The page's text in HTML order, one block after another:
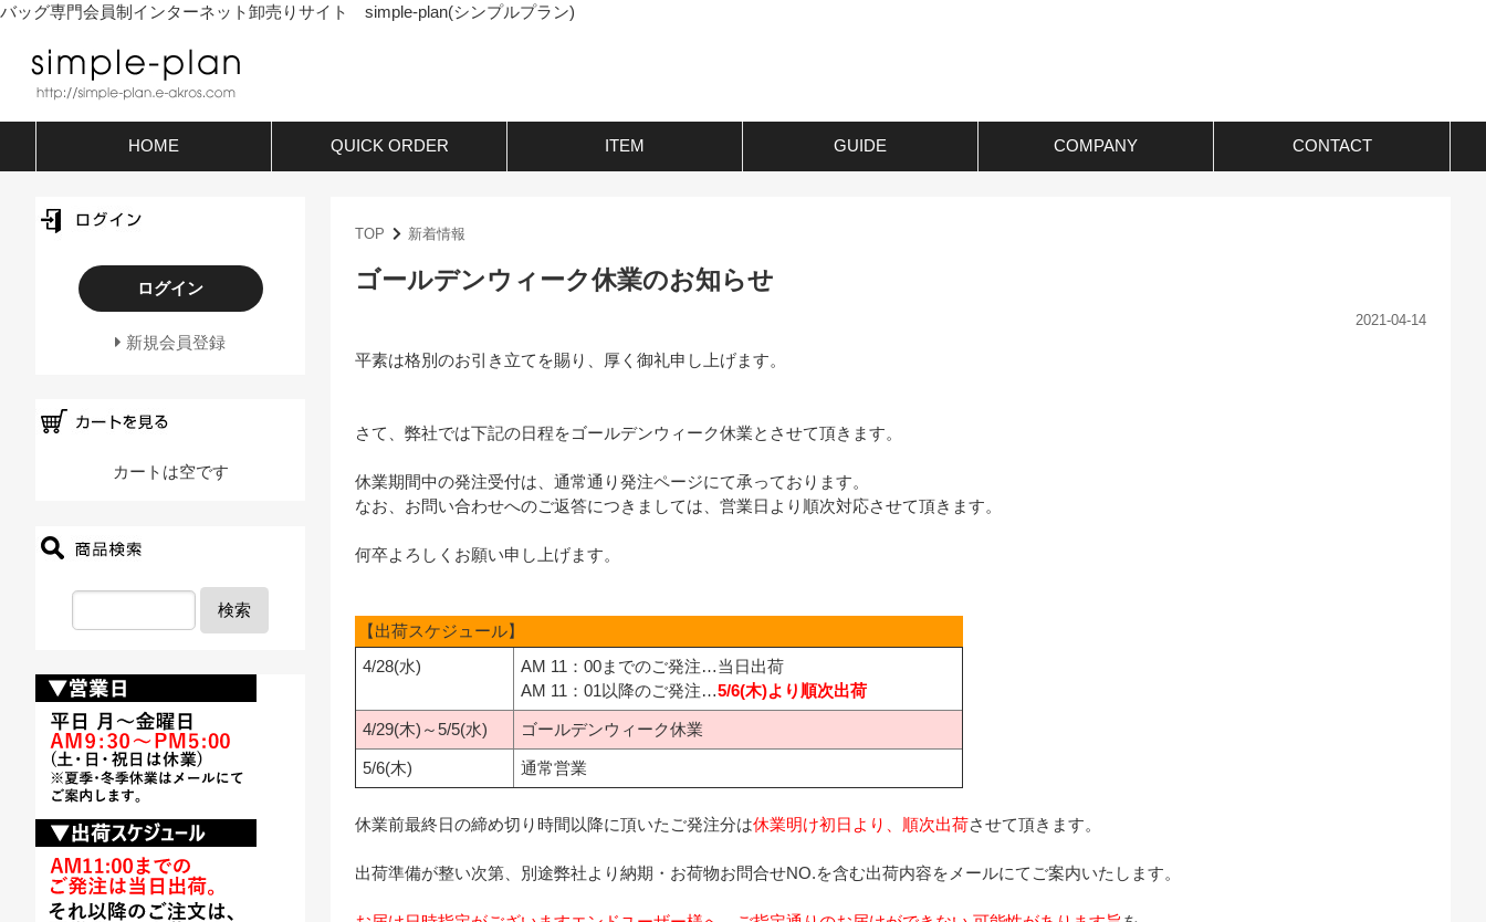
バッグ専門会員制インターネット卸売りサイト simple-plan(シンプルプラン)
HOME QUICK ORDER ITEM GUIDE COMPANY CONTACT
TOP 新着情報
ゴールデンウィーク休業のお知らせ
2021-04-14
平素は格別のお引き立てを賜り、厚く御礼申し上げます。
さて、弊社では下記の日程をゴールデンウィーク休業とさせて頂きます。
休業期間中の発注受付は、通常通り発注ページにて承っております。
なお、お問い合わせへのご返答につきましては、営業日より順次対応させて頂きます。
何卒よろしくお願い申し上げます。
【出荷スケジュール】
4/28(水)
AM 11：00までのご発注…当日出荷
AM 11：01以降のご発注…5/6(木)より順次出荷
4/29(木)～5/5(水) ゴールデンウィーク休業
5/6(木) 通常営業
休業前最終日の締め切り時間以降に頂いたご発注分は休業明け初日より、順次出荷させて頂きます。
出荷準備が整い次第、別途弊社より納期・お荷物お問合せNO.を含む出荷内容をメールにてご案内いたします。
ログイン
新規会員登録
カートは空です
検索